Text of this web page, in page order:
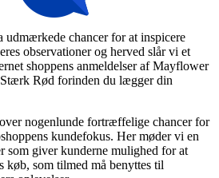
chancer for at inspicere
observationer og herved slår vi et
shoppens anmeldelser af Mayflower
Rød forinden du lægger din
nogenlunde fortræffelige chancer for
kundefokus. Her møder vi en
som giver kunderne mulighed for at
køb, som tilmed må benyttes til